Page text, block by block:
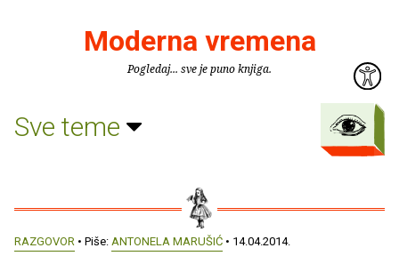
Moderna vremena
Pogledaj... sve je puno knjiga.
Sve teme
RAZGOVOR • Piše: ANTONELA MARUŠIĆ • 14.04.2014.